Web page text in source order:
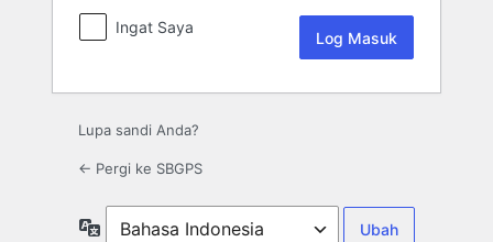
Ingat Saya
Lupa sandi Anda?
← Pergi ke SBGPS
Bahasa